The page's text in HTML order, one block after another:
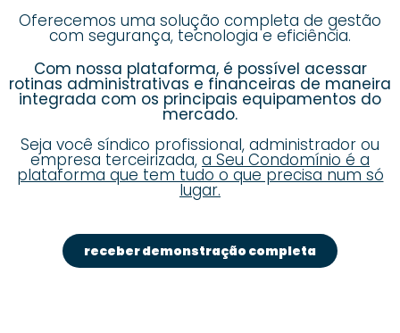
Oferecemos uma solução completa de gestão
com segurança, tecnologia e eficiência.
Com nossa plataforma, é possível acessar
rotinas administrativas e financeiras de maneira
integrada com os principais equipamentos do
mercado.
Seja você síndico profissional, administrador ou
empresa terceirizada, a Seu Condomínio é a
plataforma que tem tudo o que precisa num só
lugar.
receber demonstração completa